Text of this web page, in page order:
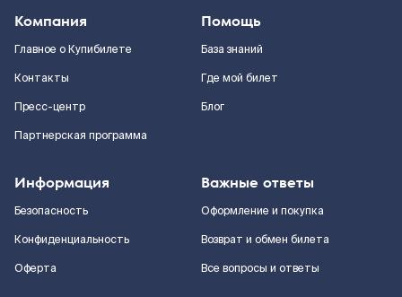
Компания
Главное о Купибилете
Контакты
Пресс-центр
Партнерская программа
Помощь
База знаний
Где мой билет
Блог
Информация
Безопасность
Конфиденциальность
Оферта
Важные ответы
Оформление и покупка
Возврат и обмен билета
Все вопросы и ответы